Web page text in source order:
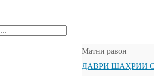
Матни равон
ДАВРИ ШАҲРИИ